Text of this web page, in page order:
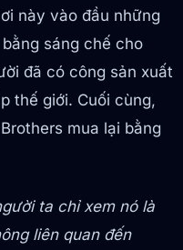
này vào đầu những
sáng chế cho
đã có công sản xuất
thế giới. Cuối cùng,
mua lại bằng
ta chỉ xem nó là
liên quan đến